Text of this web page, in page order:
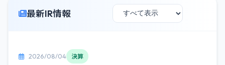
最新IR情報
2026/08/04 決算